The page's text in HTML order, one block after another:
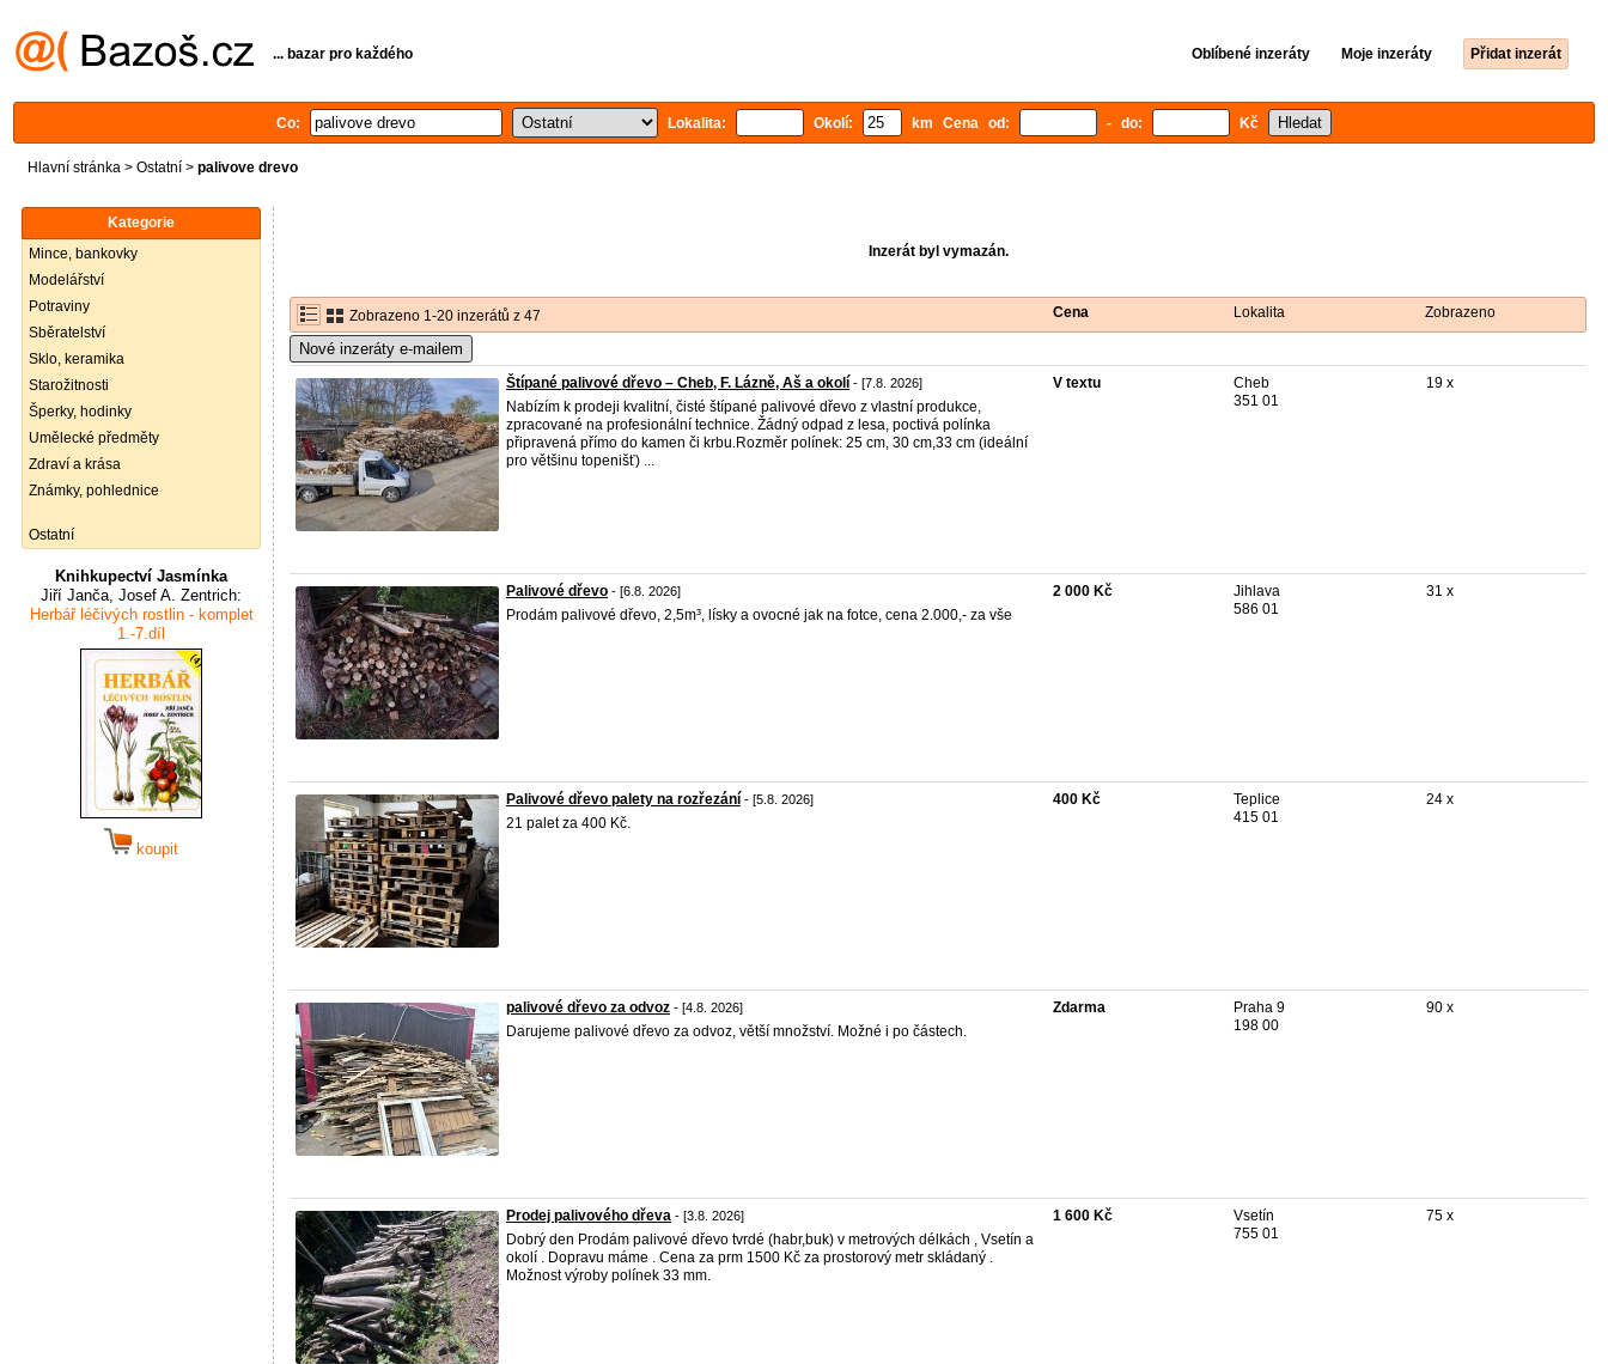
... bazar pro každého Oblíbené inzeráty Moje inzeráty Přidat inzerát
Co: Lokalita: Okolí: km Cena od: - do: Kč
Hlavní stránka > Ostatní > palivove drevo
Kategorie
Mince, bankovky
Modelářství
Potraviny
Sběratelství
Sklo, keramika
Starožitnosti
Šperky, hodinky
Umělecké předměty
Zdraví a krása
Známky, pohlednice
Ostatní
Knihkupectví Jasmínka
Jiří Janča, Josef A. Zentrich:
Herbář léčivých rostlin - komplet
1.-7.díl
koupit
Inzerát byl vymazán.
Zobrazeno 1-20 inzerátů z 47 Cena Lokalita Zobrazeno
Nové inzeráty e-mailem
Štípané palivové dřevo – Cheb, F. Lázně, Aš a okolí - [7.8. 2026]
Nabízím k prodeji kvalitní, čisté štípané palivové dřevo z vlastní produkce,
zpracované na profesionální technice. Žádný odpad z lesa, poctivá polínka
připravená přímo do kamen či krbu.Rozměr polínek: 25 cm, 30 cm,33 cm (ideální
pro většinu topenišť) ...
V textu
Cheb
351 01
19 x
Palivové dřevo - [6.8. 2026]
Prodám palivové dřevo, 2,5m³, lísky a ovocné jak na fotce, cena 2.000,- za vše
2 000 Kč
Jihlava
586 01
31 x
Palivové dřevo palety na rozřezání - [5.8. 2026]
21 palet za 400 Kč.
400 Kč
Teplice
415 01
24 x
palivové dřevo za odvoz - [4.8. 2026]
Darujeme palivové dřevo za odvoz, větší množství. Možné i po částech.
Zdarma
Praha 9
198 00
90 x
Prodej palivového dřeva - [3.8. 2026]
Dobrý den Prodám palivové dřevo tvrdé (habr,buk) v metrových délkách , Vsetín a
okolí . Dopravu máme . Cena za prm 1500 Kč za prostorový metr skládaný .
Možnost výroby polínek 33 mm.
1 600 Kč
Vsetín
755 01
75 x